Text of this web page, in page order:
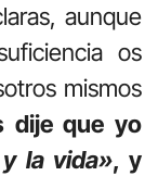
aunque
os
mismos
dije que yo
la vida», y